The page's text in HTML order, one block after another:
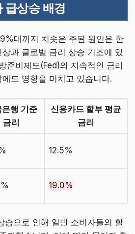
급상승 배경
대까지 치솟은 주된 원인은 한
과 글로벌 금리 상승 기조에 있
준비제도(Fed)의 지속적인 금리
도 영향을 미치고 있습니다.
은행 기준
금리
신용카드 할부 평균
금리
12.5%
19.0%
승으로 인해 일반 소비자들의 할